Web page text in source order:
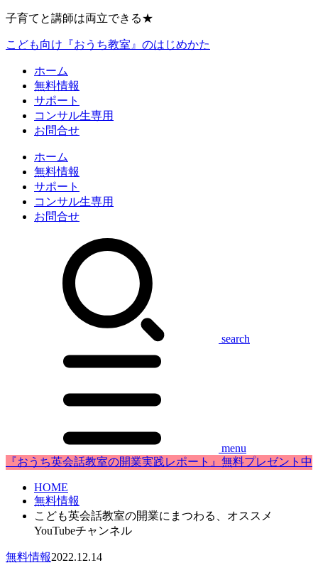
子育てと講師は両立できる★
こども向け『おうち教室』のはじめかた
ホーム
無料情報
サポート
コンサル生専用
お問合せ
ホーム
無料情報
サポート
コンサル生専用
お問合せ
search
menu
『おうち英会話教室の開業実践レポート』無料プレゼント中
HOME
無料情報
こども英会話教室の開業にまつわる、オススメ
YouTubeチャンネル
無料情報2022.12.14